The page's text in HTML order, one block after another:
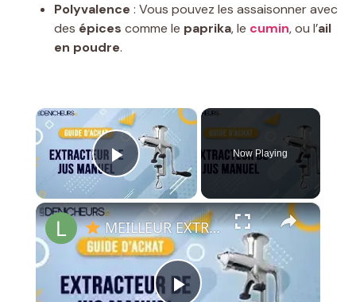
Polyvalence : Vous pouvez les assaisonner avec
des épices comme le paprika, le cumin, ou l’ail
en poudre.
×
Play Video
Now Playing
×
MEILLEUR EXTRACTEUR DE JUS MANUEL - Comparatif & Guide d'achat (NOUVEAUTÉS) 2023